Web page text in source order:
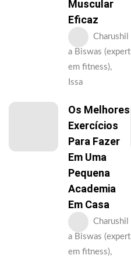
Muscular
Eficaz
Charushil
a Biswas (expert
em fitness),
Issa
Os Melhores
Exercícios
Para Fazer
Em Uma
Pequena
Academia
Em Casa
Charushil
a Biswas (expert
em fitness),